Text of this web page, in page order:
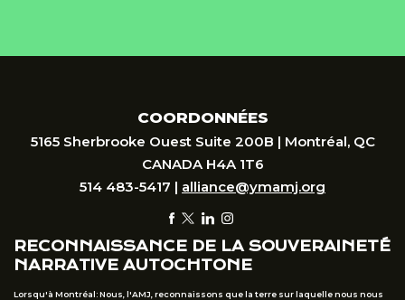
COORDONNÉES
5165 Sherbrooke Ouest Suite 200B | Montréal, QC
CANADA H4A 1T6
514 483-5417 | alliance@ymamj.org
RECONNAISSANCE DE LA SOUVERAINETÉ
NARRATIVE AUTOCHTONE
Lorsqu'à Montréal: Nous, l'AMJ, reconnaissons que la terre sur laquelle nous nous